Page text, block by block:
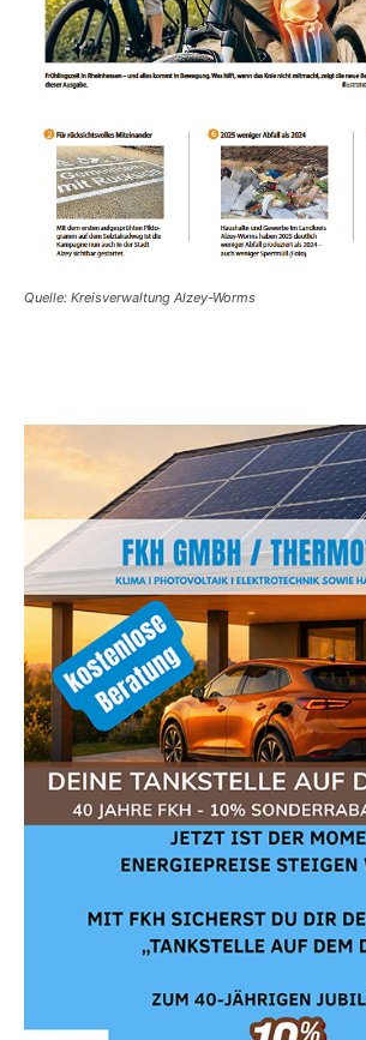
Quelle: Kreisverwaltung Alzey-Worms